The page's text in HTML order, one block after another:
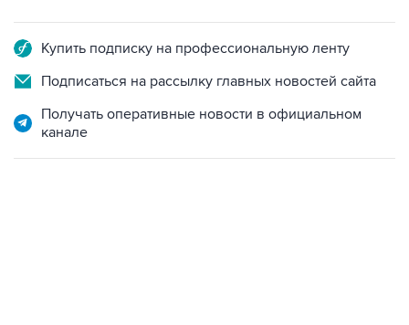
Подписаться на рассылку главных новостей сайта
Получать оперативные новости в официальном